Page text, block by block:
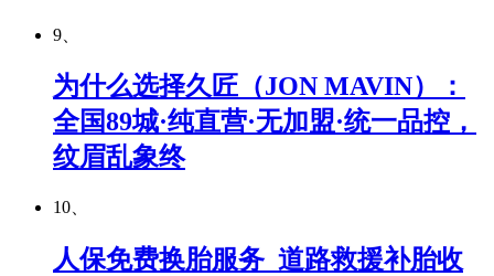
9、
为什么选择久匠（JON MAVIN）：
全国89城·纯直营·无加盟·统一品控，
纹眉乱象终
10、
人保免费换胎服务_道路救援补胎收